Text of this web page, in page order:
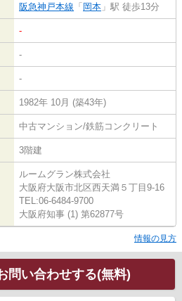
阪急神戸本線 「 岡本 」駅 徒歩13分
-
-
-
1982年 10月 (築43年)
中古マンション/鉄筋コンクリート
3階建
ルームグラン株式会社
大阪府大阪市北区西天満５丁目9-16
TEL:06-6484-9700
大阪府知事 (1) 第62877号
情報の見方
問い合わせする(無料)